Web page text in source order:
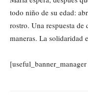
todo niño de su edad:
rostro. Una respuesta de
maneras. La solidaridad